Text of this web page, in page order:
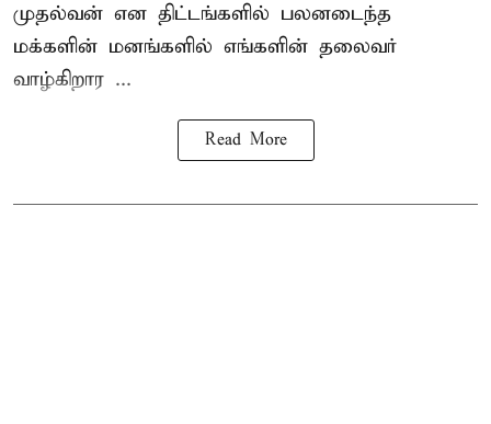
முதல்வன் என திட்டங்களில் பலனடைந்த
மக்களின் மனங்களில் எங்களின் தலைவர்
வாழ்கிறார ...
Read More